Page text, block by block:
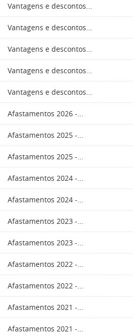
Vantagens e descontos...
Vantagens e descontos...
Vantagens e descontos...
Vantagens e descontos...
Vantagens e descontos...
Afastamentos 2026 -...
Afastamentos 2025 -...
Afastamentos 2025 -...
Afastamentos 2024 -...
Afastamentos 2024 -...
Afastamentos 2023 -...
Afastamentos 2023 -...
Afastamentos 2022 -...
Afastamentos 2022 -...
Afastamentos 2021 -...
Afastamentos 2021 -...